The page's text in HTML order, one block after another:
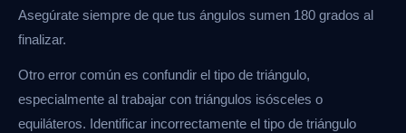
Asegúrate siempre de que tus ángulos sumen 180 grados al
finalizar.
Otro error común es confundir el tipo de triángulo,
especialmente al trabajar con triángulos isósceles o
equiláteros. Identificar incorrectamente el tipo de triángulo